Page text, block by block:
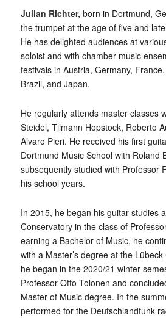
Julian Richter, born in Dortmund,
the trumpet at the age of five and
He has delighted audiences at
soloist and with chamber music
festivals in Austria, Germany,
Brazil, and Japan.
He regularly attends master classes
Steidel, Tilmann Hopstock, Roberto
Alvaro Pieri. He received his first
Dortmund Music School with Roland
subsequently studied with Professor
his school years.
In 2015, he began his guitar studies
Conservatory in the class of
earning a Bachelor of Music, he
with a Master’s degree at the
he began in the 2020/21 winter
Professor Otto Tolonen and
Master of Music degree. In the
performed for the Deutschlandfunk